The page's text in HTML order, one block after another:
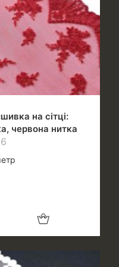
на сітці:
червона нитка
Додати в кошик